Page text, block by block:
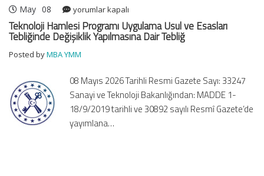
May 08
Teknoloji
Hamlesi
Programı
Uygulama
Usul
Esasları
Tebliğinde
Değişiklik
Yapılmasına
yorumlar kapalı
Teknoloji Hamlesi Programı Uygulama Usul ve Esasları
Tebliğinde Değişiklik Yapılmasına Dair Tebliğ
Posted byMBA YMM
08 Mayıs 2026 Tarihli Resmi Gazete Sayı: 33247
Sanayi ve Teknoloji Bakanlığından: MADDE 1-
18/9/2019 tarihli ve 30892 sayılı Resmî Gazete’de
yayımlana…